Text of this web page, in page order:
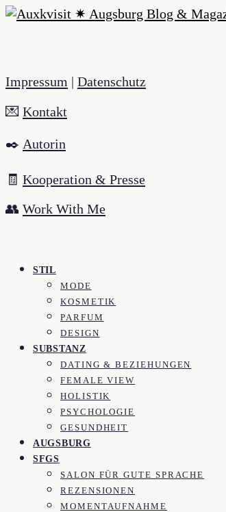
Impressum | Datenschutz
💌 Kontakt
✒️ Autorin
🧾 Kooperation & Presse
👥 Work With Me
STIL
MODE
KOSMETIK
PARFUM
DESIGN
SUBSTANZ
DATING & BEZIEHUNGEN
FEMALE VIEW
HOLISTIK
PSYCHOLOGIE
GESUNDHEIT
AUGSBURG
SFGS
SALON FÜR GUTE SPRACHE
REZENSIONEN
MOMENTAUFNAHME